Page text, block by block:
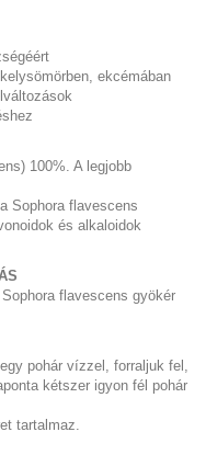
ekcémában
100%. A legjobb
Sophora flavescens
és alkaloidok
flavescens gyökér
pohár vízzel, forraljuk fel,
kétszer igyon fél pohár
tartalmaz.